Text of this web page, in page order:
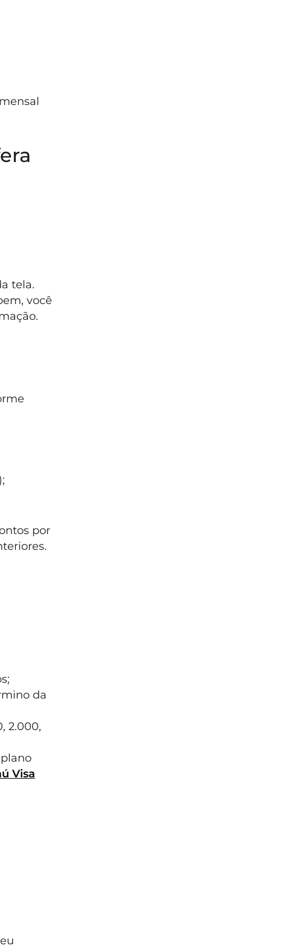
tela.
você
por
da
2.000,
Visa